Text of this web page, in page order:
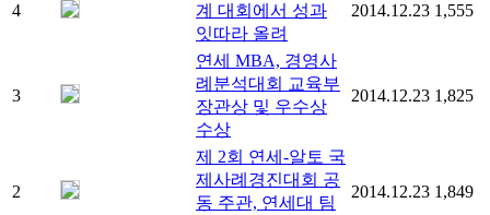
4
계 대회에서 성과
잇따라 올려
2014.12.23 1,555
3
연세 MBA, 경영사
례분석대회 교육부
장관상 및 우수상
수상
2014.12.23 1,825
2
제 2회 연세-알토 국
제사례경진대회 공
동 주관, 연세대 팀
2014.12.23 1,849